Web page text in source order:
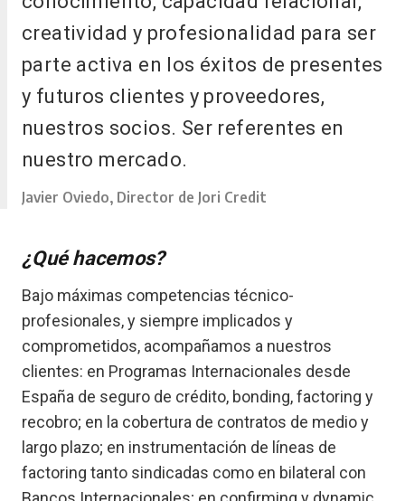
creatividad y profesionalidad para ser
parte activa en los éxitos de presentes
y futuros clientes y proveedores,
nuestros socios. Ser referentes en
nuestro mercado.
Javier Oviedo, Director de Jori Credit
¿Qué hacemos?
Bajo máximas competencias técnico-
profesionales, y siempre implicados y
comprometidos, acompañamos a nuestros
clientes: en Programas Internacionales desde
España de seguro de crédito, bonding, factoring y
recobro; en la cobertura de contratos de medio y
largo plazo; en instrumentación de líneas de
factoring tanto sindicadas como en bilateral con